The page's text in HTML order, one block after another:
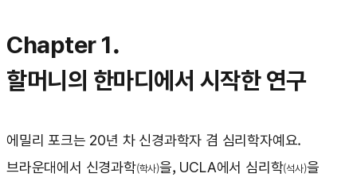
Chapter 1.
할머니의 한마디에서 시작한 연구
에밀리 포크는 20년 차 신경과학자 겸 심리학자예요.
브라운대에서 신경과학(학사)을, UCLA에서 심리학(석사)을